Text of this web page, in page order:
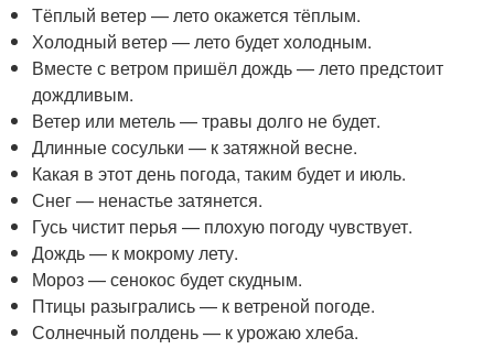
Тёплый ветер — лето окажется тёплым.
Холодный ветер — лето будет холодным.
Вместе с ветром пришёл дождь — лето предстоит
дождливым.
Ветер или метель — травы долго не будет.
Длинные сосульки — к затяжной весне.
Какая в этот день погода, таким будет и июль.
Снег — ненастье затянется.
Гусь чистит перья — плохую погоду чувствует.
Дождь — к мокрому лету.
Мороз — сенокос будет скудным.
Птицы разыгрались — к ветреной погоде.
Солнечный полдень — к урожаю хлеба.